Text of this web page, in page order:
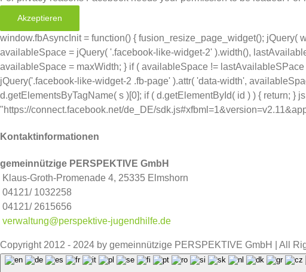
Akzeptieren
window.fbAsyncInit = function() { fusion_resize_page_widget();
availableSpace = jQuery( '.facebook-like-widget-2' ).width(),
availableSpace = maxWidth; } if ( availableSpace !=
jQuery('.facebook-like-widget-2 .fb-page' ).attr( 'data-width',
d.getElementsByTagName( s )[0]; if ( d.getElementById( id ) ) { return; }
"https://connect.facebook.net/de_DE/
Kontaktinformationen
gemeinnützige PERSPEKTIVE GmbH
Klaus-Groth-Promenade 4, 25335 Elmshorn
04121/ 1032258
04121/ 2615656
verwaltung@perspektive-jugendhilfe.de
Copyright 2012 - 2024 by gemeinnützige PERSPEKTIVE GmbH | All
Facebook
Instagram